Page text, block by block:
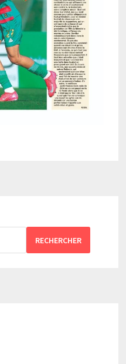
RECHERCHER